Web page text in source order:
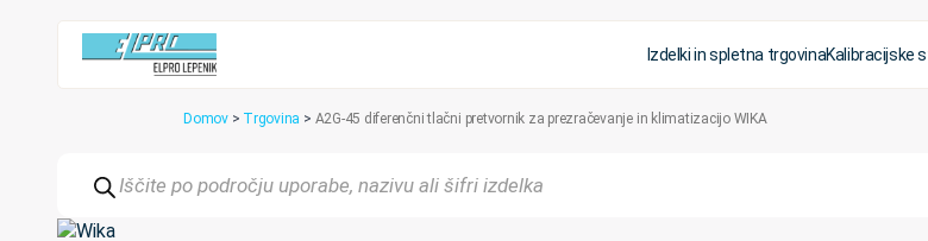
Izdelki in spletna trgovinaKalibracijske
Domov > Trgovina > A2G-45 diferenčni tlačni pretvornik za prezračevanje in klimatizacijo WIKA
search